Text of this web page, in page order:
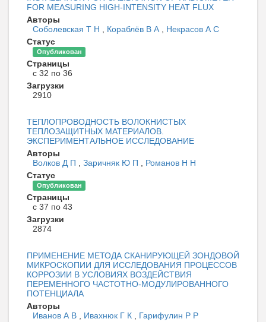
FOR MEASURING HIGH-INTENSITY HEAT FLUX
Авторы
Соболевская Т Н
Кораблёв В А
Некрасов А С
Статус
Опубликован
Страницы
с 32 по 36
Загрузки
2910
ТЕПЛОПРОВОДНОСТЬ ВОЛОКНИСТЫХ
ТЕПЛОЗАЩИТНЫХ МАТЕРИАЛОВ.
ЭКСПЕРИМЕНТАЛЬНОЕ ИССЛЕДОВАНИЕ
Авторы
Волков Д П
Заричняк Ю П
Романов Н Н
Статус
Опубликован
Страницы
с 37 по 43
Загрузки
2874
ПРИМЕНЕНИЕ МЕТОДА СКАНИРУЮЩЕЙ ЗОНДОВОЙ
МИКРОСКОПИИ ДЛЯ ИССЛЕДОВАНИЯ ПРОЦЕССОВ
КОРРОЗИИ В УСЛОВИЯХ ВОЗДЕЙСТВИЯ
ПЕРЕМЕННОГО ЧАСТОТНО-МОДУЛИРОВАННОГО
ПОТЕНЦИАЛА
Авторы
Иванов А В
Ивахнюк Г К
Гарифулин Р Р